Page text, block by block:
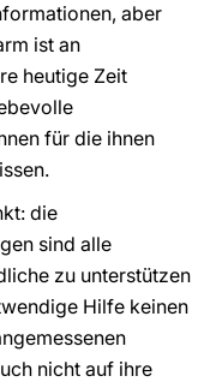
aber
ist an
heutige Zeit
für die ihnen
die
sind alle
zu unterstützen
Hilfe keinen
nicht auf ihre